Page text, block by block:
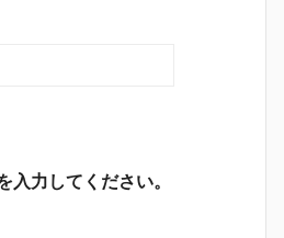
入力してください。